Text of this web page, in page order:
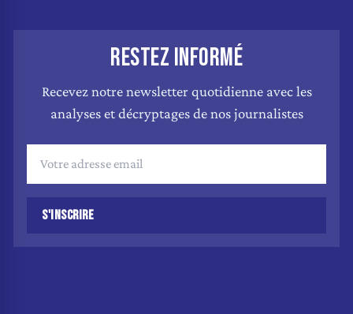
RESTEZ INFORMÉ
Recevez notre newsletter quotidienne avec les
analyses et décryptages de nos journalistes
S'INSCRIRE